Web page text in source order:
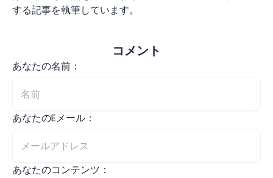
する記事を執筆しています。
コメント
あなたの名前：
あなたのEメール：
あなたのコンテンツ：